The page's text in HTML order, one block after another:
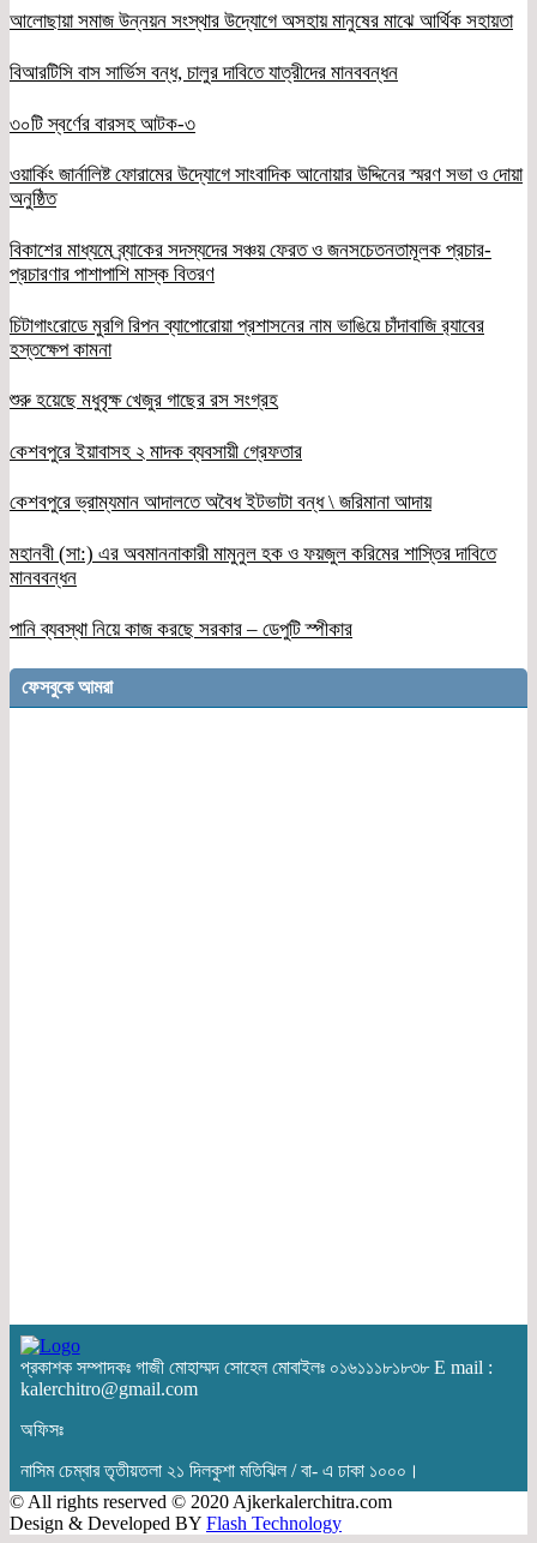
আলোছায়া সমাজ উন্নয়ন সংস্থার উদ্যোগে অসহায় মানুষের মাঝে আর্থিক সহায়তা
বিআরটিসি বাস সার্ভিস বন্ধ, চালুর দাবিতে যাত্রীদের মানববন্ধন
৩০টি স্বর্ণের বারসহ আটক-৩
ওয়ার্কিং জার্নালিষ্ট ফোরামের উদ্যোগে সাংবাদিক আনোয়ার উদ্দিনের স্মরণ সভা ও দোয়া
অনুষ্ঠিত
বিকাশের মাধ্যমে ব্র্যাকের সদস্যদের সঞ্চয় ফেরত ও জনসচেতনতামূলক প্রচার-
প্রচারণার পাশাপাশি মাস্ক বিতরণ
চিটাগাংরোডে মুরগি রিপন ব্যাপোরোয়া প্রশাসনের নাম ভাঙিয়ে চাঁদাবাজি র‌্যাবের
হস্তক্ষেপ কামনা
শুরু হয়েছে মধুবৃক্ষ খেজুর গাছের রস সংগ্রহ
কেশবপুরে ইয়াবাসহ ২ মাদক ব্যবসায়ী গ্রেফতার
কেশবপুরে ভ্রাম্যমান আদালতে অবৈধ ইটভাটা বন্ধ \ জরিমানা আদায়
মহানবী (সা:) এর অবমাননাকারী মামুনুল হক ও ফয়জুল করিমের শাস্তির দাবিতে
মানববন্ধন
পানি ব্যবস্থা নিয়ে কাজ করছে সরকার – ডেপুটি স্পীকার
ফেসবুকে আমরা
প্রকাশক সম্পাদকঃ গাজী মোহাম্মদ সোহেল মোবাইলঃ ০১৬১১১৮১৮৩৮ E mail :
kalerchitro@gmail.com
অফিসঃ
নাসিম চেম্বার তৃতীয়তলা ২১ দিলকুশা মতিঝিল / বা- এ ঢাকা ১০০০।
© All rights reserved © 2020 Ajkerkalerchitra.com
Design & Developed BY Flash Technology